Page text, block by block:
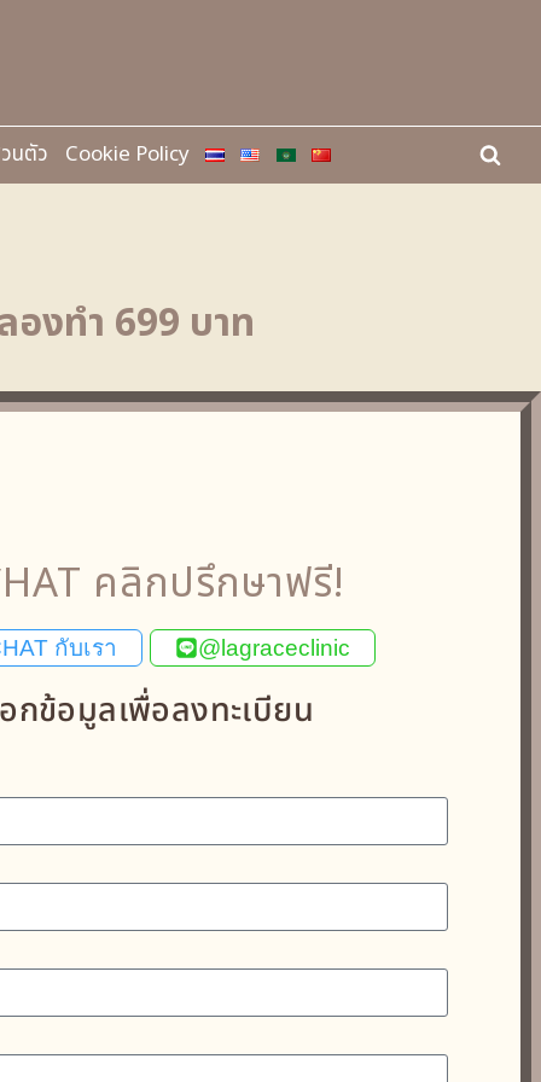
นตัว Cookie Policy
งทำ 699 บาท
คลิกปรึกษาฟรี!
กับเรา @lagraceclinic
กข้อมูลเพื่อลงทะเบียน